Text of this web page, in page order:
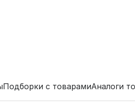
Подборки с товарамиАналоги